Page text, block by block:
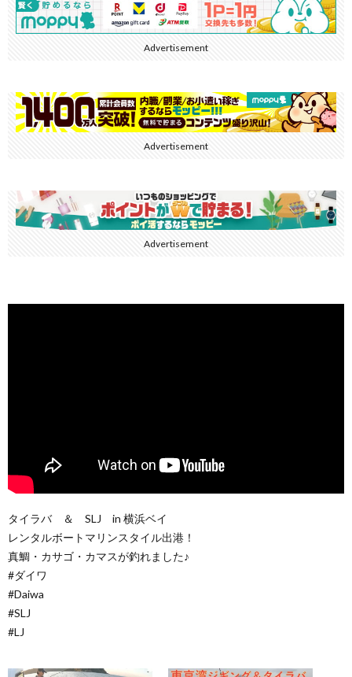
Advertisement
Advertisement
Advertisement
タイラバ ＆ SLJ in 横浜ベイ
レンタルボートマリンスタイル出港！
真鯛・カサゴ・カマスが釣れました♪
#ダイワ
#Daiwa
#SLJ
#LJ